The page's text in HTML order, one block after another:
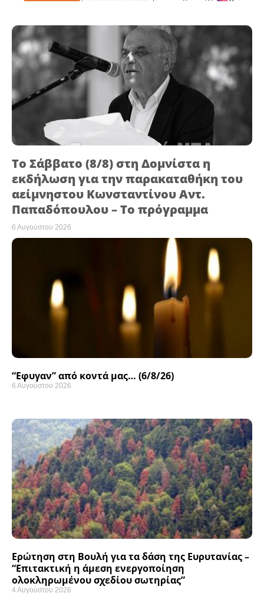
Το Σάββατο (8/8) στη Δομνίστα η
εκδήλωση για την παρακαταθήκη του
αείμνηστου Κωνσταντίνου Αντ.
Παπαδόπουλου – Το πρόγραμμα
6 Αυγούστου 2026
“Εφυγαν” από κοντά μας… (6/8/26)
6 Αυγούστου 2026
Ερώτηση στη Βουλή για τα δάση της Ευρυτανίας –
“Eπιτακτική η άμεση ενεργοποίηση
ολοκληρωμένου σχεδίου σωτηρίας”
4 Αυγούστου 2026